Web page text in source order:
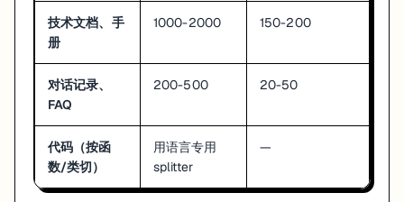
这个设置可以减少 LLM 拿到无关内容后编造答案的概率。实际项目里
在 Prompt 里显示来源
让 RAG 能告诉用户"这个答案来自哪个文档"：
"""格式化文档时包含来源信息"""
return
"\n\n---\n\n".join([
f"[来源: {doc.metadata.get('source', '未知')}
技术文档、手
册
1000-2000 150-200
对话记录、
FAQ
200-500 20-50
代码（按函
数/类切）
用语言专用
splitter
—